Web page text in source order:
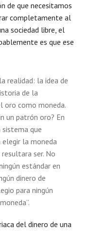
de que necesitamos
completamente al
sociedad libre, el
es que ese
realidad: la idea de
de la
oro como moneda.
un patrón oro? En
sistema que
la moneda
ser. No
estándar en
dinero de
para ningún
del dinero de una